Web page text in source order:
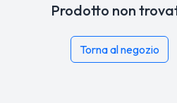
Prodotto non
Torna al negozio